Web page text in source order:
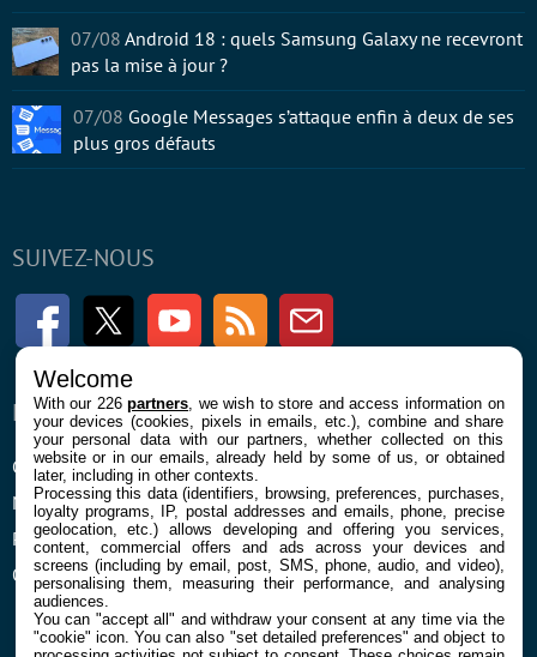
SUIVEZ-NOUS
FacebookTwitter Youtube RSS Newsletter
ENTREPRISE
Confidentialité et Cookies
Mentions légales et CGU
Préférences Cookies
Qui sommes nous
À PROPOS
Contact
07/08 Android 18 : quels Samsung Galaxy ne recevront
pas la mise à jour ?
07/08 Google Messages s’attaque enfin à deux de ses
plus gros défauts
Welcome
With our 226partners , we wish to store and access information on
your devices (cookies, pixels in emails, etc.), combine and share
your personal data with our partners, whether collected on this
website or in our emails, already held by some of us, or obtained
later, including in other contexts.
Processing this data (identifiers, browsing, preferences, purchases,
loyalty programs, IP, postal addresses and emails, phone, precise
geolocation, etc.) allows developing and offering you services,
content, commercial offers and ads across your devices and
screens (including by email, post, SMS, phone, audio, and video),
personalising them, measuring their performance, and analysing
audiences.
You can "accept all" and withdraw your consent at any time via the
"cookie" icon. You can also "set detailed preferences" and object to